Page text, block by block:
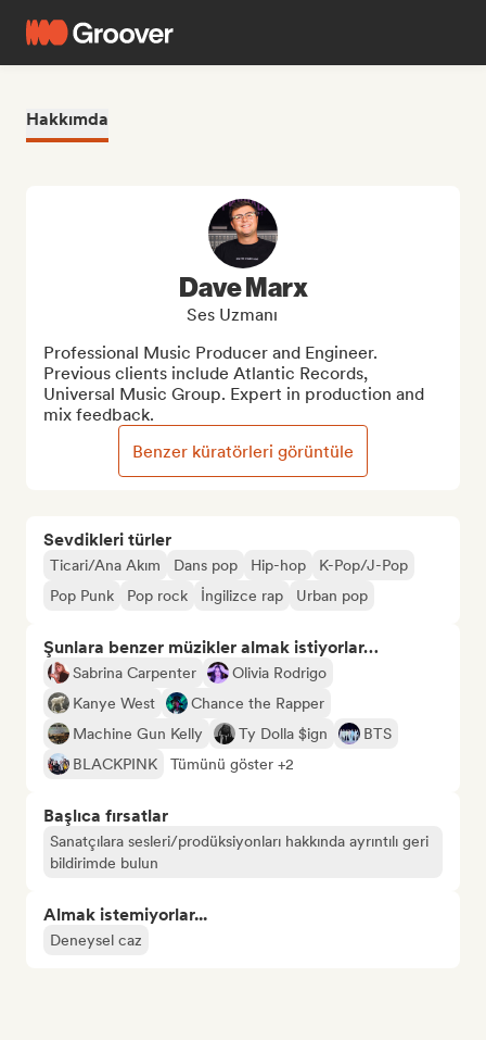
Hakkımda
Sevdikleri türler
Ticari/Ana Akım Dans pop Hip-hop
K-Pop/J-Pop
Pop Punk
Pop rock İngilizce rap Urban pop
Şunlara benzer müzikler almak istiyorlar…
Sabrina Carpenter
Olivia Rodrigo
Kanye West
Chance the Rapper
Machine Gun Kelly
Ty Dolla $ign
BTS
BLACKPINK
Tümünü göster +2
Başlıca fırsatlar
Sanatçılara sesleri/prodüksiyonları hakkında ayrıntılı geri
bildirimde bulun
Almak istemiyorlar...
Deneysel caz
Dave Marx
Ses Uzmanı
Professional Music Producer and Engineer.
Previous clients include Atlantic Records,
Universal Music Group. Expert in production and
mix feedback.
Benzer küratörleri görüntüle